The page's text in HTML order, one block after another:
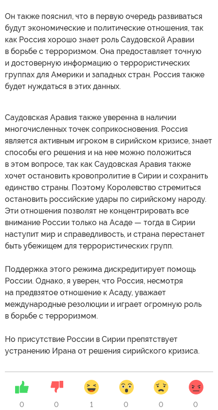
Он также пояснил, что в первую очередь развиваться
будут экономические и политические отношения, так
как Россия хорошо знает роль Саудовской Аравии
в борьбе с терроризмом. Она предоставляет точную
и достоверную информацию о террористических
группах для Америки и западных стран. Россия также
будет нуждаться в этих данных.
Саудовская Аравия также уверенна в наличии
многочисленных точек соприкосновения. Россия
является активным игроком в сирийском кризисе, знает
способы его решения и на нее можно положиться
в этом вопросе, так как Саудовская Аравия также
хочет остановить кровопролитие в Сирии и сохранить
единство страны. Поэтому Королевство стремиться
остановить российские удары по сирийскому народу.
Эти отношения позволят не концентрировать все
внимание России только на Асаде — тогда в Сирии
наступит мир и справедливость, и страна перестанет
быть убежищем для террористических групп.
Поддержка этого режима дискредитирует помощь
России. Однако, я уверен, что Россия, несмотря
на предвзятое отношение к Асаду, уважает
международные резолюции и играет огромную роль
в борьбе с терроризмом.
Но присутствие России в Сирии препятствует
устранению Ирана от решения сирийского кризиса.
0 0 1 0 0 0